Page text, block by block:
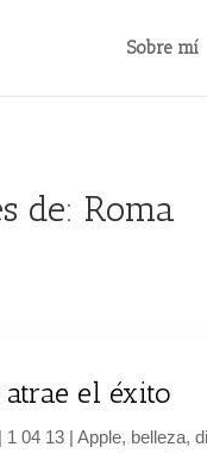
Sobre mí
de: Roma
el éxito
| 1 04 13 |Apple, belleza,